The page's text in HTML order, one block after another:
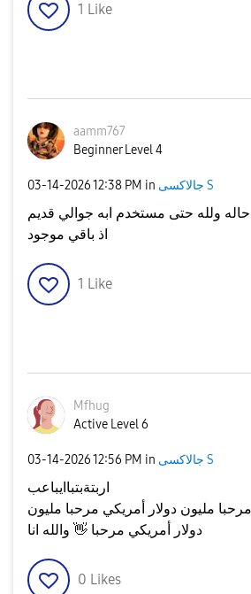
1 Like
aamm767
Beginner Level 4
‎03-14-202612:38 PM in جالاكسى S
ولله حتى مستخدم ابه جوالي قديم
اذ باقي موجود
1 Like
Mfhug
Active Level 6
‎03-14-202612:56 PM in جالاكسى S
اربتةبتباايباعب
مرحبا مليون دولار أمريكي مرحبا مليون
دولار أمريكي مرحبا 👋 والله انا
0 Likes